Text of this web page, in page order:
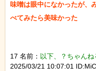
味噌は眼中になかったが、
べてみたら美味かった
17 名前： 以下、？ちゃん
2025/03/21 10:07:01